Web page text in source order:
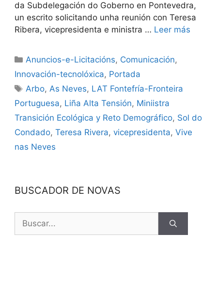
da Subdelegación do Goberno en Pontevedra,
un escrito solicitando unha reunión con Teresa
Ribera, vicepresidenta e ministra … Leer más
Anuncios-e-Licitacións, Comunicación,
Innovación-tecnolóxica, Portada
Arbo,As Neves, LAT Fontefría-Fronteira
Portuguesa, Liña Alta Tensión, Miniistra
Transición Ecológica y Reto Demográfico, Sol do
Condado, Teresa Rivera, vicepresidenta, Vive
nas Neves
BUSCADOR DE NOVAS